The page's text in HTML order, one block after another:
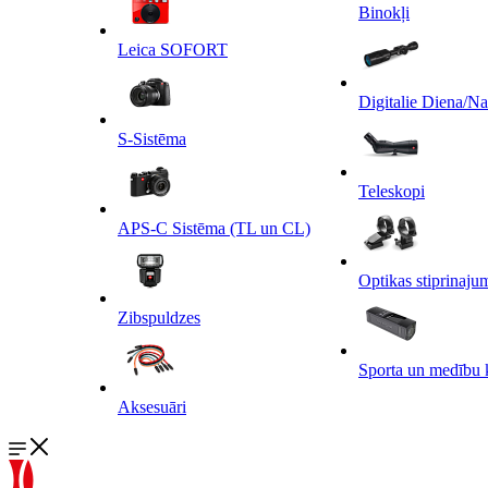
Leica SOFORT
S-Sistēma
APS-C Sistēma (TL un CL)
Zibspuldzes
Aksesuāri
Binokļi
Digitalie Diena/
Teleskopi
Optikas
Sporta un medību